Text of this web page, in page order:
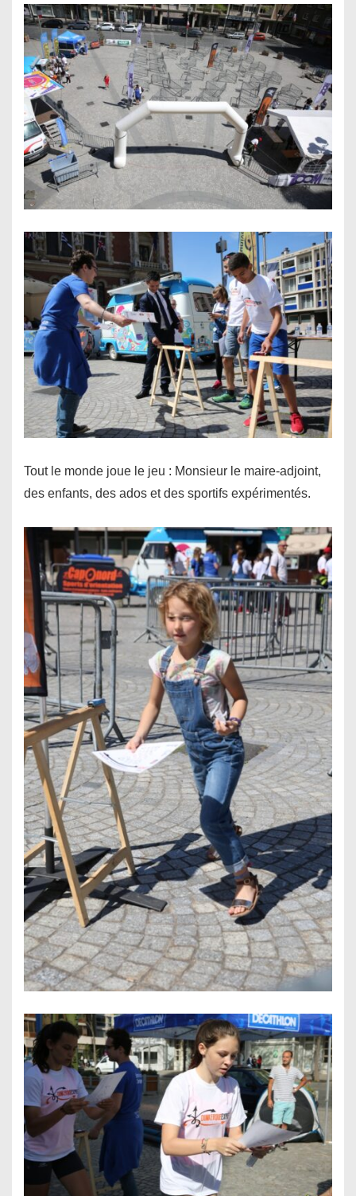
Tout le monde joue le jeu : Monsieur le maire-adjoint,
des enfants, des ados et des sportifs expérimentés.